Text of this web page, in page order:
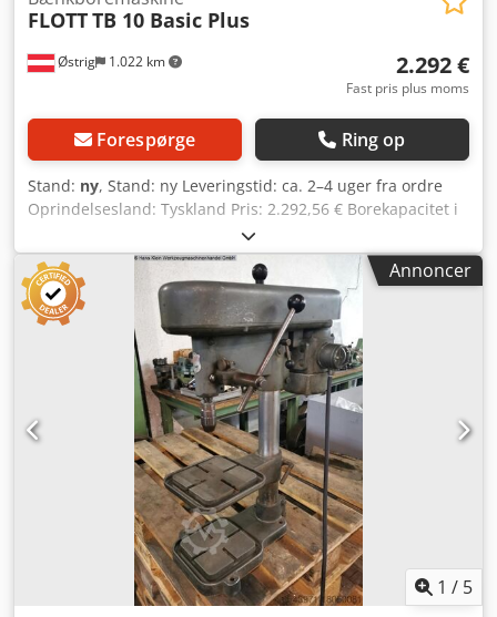
Østrig 1.022 km
FLOTTTB 10 Basic Plus
2.292 €
Fast pris plus moms
Forespørge Ring op
Stand: ny, Stand: ny Leveringstid: ca. 2–4 uger fra ordre
Oprindelsesland: Tyskland Pris: 2.292,56 € Borekapacitet i
konstruktionsstål: 10 mm Optagelse: B 16 Udladning: 220
mm Omdrejningstal: 250 – 3.000 o/min Motor: 0,45 kW
Længde: 320 mm Bredde: 520 mm Højde: 820 mm Vægt: 44
kg Pindolslængde: 60 mm Afstand spindel – bord: 140–315
mm Bordstørrelse: 300 x 250 mm Søjlediameter: 70 mm
Permanent/normalt boreydelse: 10/12 (i E335/ST60)
Robust, høj kvalitet og vippet rotationshætte for nem
aflæsning af omdrejningstal Dsdpoy Hf Rbsfx Abljwa LED-
belysning Hurtigt justerbart og ergonomisk borestop
Trinløs omdrejningsregulering via centreret drejeknap
Nødstop-knap Termisk overbelastningsbeskyttelse
Underspændingsudløser Beskytterskærm med elektrisk
sikring Tilslutningskabel med Schuko-stik (1,2 m) 3 års
garanti ved enkeltskiftsdrift Art.-nr. 217.400 med
borehovedehøjdejustering OPTIONER (PRISER PÅ
FORESPØRGSEL): Maskineskab med dør og skuffe
Boringspakke 2 (skruestik & lynspændende borepatron)
Annoncer
1 / 5